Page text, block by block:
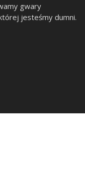
gwary
jesteśmy dumni.